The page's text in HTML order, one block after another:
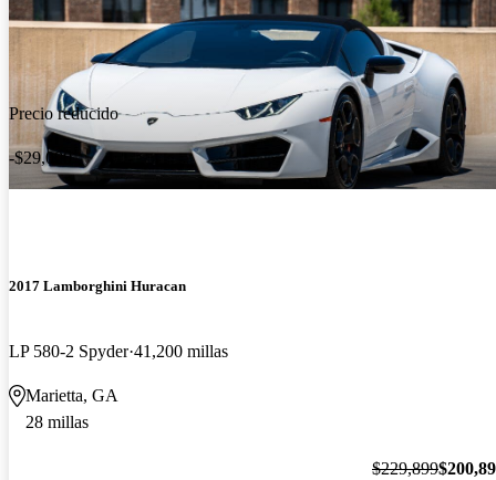
Precio reducido
-$29,000
2017 Lamborghini Huracan
LP 580-2 Spyder 41,200 millas
Marietta, GA
28 millas
$229,899